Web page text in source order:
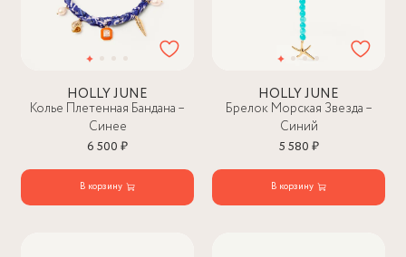
HOLLY JUNE
Колье Плетенная Бандана –
Синее
6 500 ₽
В корзину
HOLLY JUNE
Брелок Морская Звезда –
Синий
5 580 ₽
В корзину